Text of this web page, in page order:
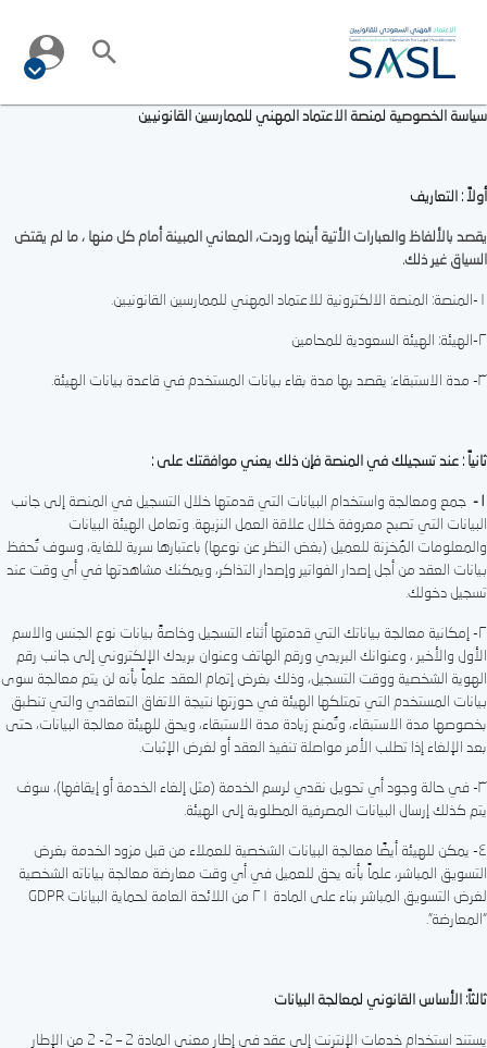
سياسة الخصوصية لمنصة الاعتماد المهني للممارسين القانونيين
أولاً : التعاريف
يقصد بالألفاظ والعبارات الأتية أينما وردت، المعاني المبينة أمام كل منها ، ما لم يقتض
السياق غير ذلك.
١-المنصة: المنصة الالكترونية للاعتماد المهني للممارسين القانونيين.
٢-الهيئة: الهيئة السعودية للمحامين
٣- مدة الاستبقاء: يقصد بها مدة بقاء بيانات المستخدم في قاعدة بيانات الهيئة.
ثانياً : عند تسجيلك في المنصة فإن ذلك يعني موافقتك على :
١-
جمع ومعالجة واستخدام البيانات التي قدمتها خلال التسجيل في المنصة إلى جانب
البيانات التي تصبح معروفة خلال علاقة العمل النزيهة. وتعامل الهيئة البيانات
والمعلومات المُخزنة للعميل (بغض النظر عن نوعها) باعتبارها سرية للغاية، وسوف تُحفظ
بيانات العقد من أجل إصدار الفواتير وإصدار التذاكر، ويمكنك مشاهدتها في أي وقت عند
تسجيل دخولك.
٢- إمكانية معالجة بياناتك التي قدمتها أثناء التسجيل وخاصةً بيانات نوع الجنس والاسم
الأول والأخير ، وعنوانك البريدي ورقم الهاتف وعنوان بريدك الإلكتروني إلى جانب رقم
الهوية الشخصية ووقت التسجيل، وذلك بغرض إتمام العقد. علماً بأنه لن يتم معالجة سوى
بيانات المستخدم التي تمتلكها الهيئة في حوزتها نتيجة الاتفاق التعاقدي والتي تنطبق
بخصوصها مدة الاستبقاء، وتُمنع زيادة مدة الاستبقاء، ويحق للهيئة معالجة البيانات، حتى
بعد الإلغاء إذا تطلب الأمر مواصلة تنفيذ العقد أو لغرض الإثبات.
٣- في حالة وجود أي تحويل نقدي لرسم الخدمة (مثل إلغاء الخدمة أو إيقافها)، سوف
يتم كذلك إرسال البيانات المصرفية المطلوبة إلى الهيئة.
٤- يمكن للهيئة أيضًا معالجة البيانات الشخصية للعملاء من قبل مزود الخدمة بغرض
التسويق المباشر، علماً بأنه يحق للعميل في أي وقت معارضة معالجة بياناته الشخصية
لغرض التسويق المباشر بناء على المادة ٢١ من اللائحة العامة لحماية البيانات GDPR
“المعارضة”.
ثالثاً: الأساس القانوني لمعالجة البيانات
يستند استخدام خدمات الإنترنت إلى عقد في إطار معنى المادة 2 – 2- 2 من الإطار